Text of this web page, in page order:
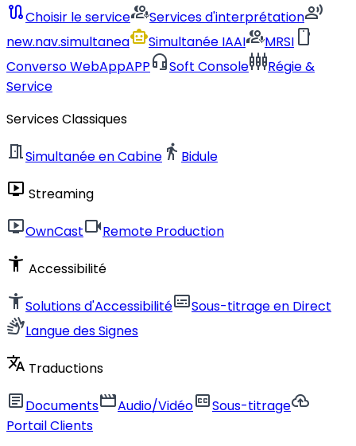
routeChoisir le serviceinterpreter_modeServices d'interprétationrecord_voice_over
new.nav.simultaneasmart_toySimultanée IAAIinterpreter_modeMRSI smartphone
Converso WebAppAPPheadset_micSoft Consolesettings_input_componentRégie &
Service
Services Classiques
meeting_roomSimultanée en Cabine directions_walk Bidule
live_tv Streaming
live_tvOwnCastvideocamRemote Production
accessibility_new Accessibilité
accessibility_newSolutions d'AccessibilitésubtitlesSous-titrage en Direct
sign_languageLangue des Signes
translate Traductions
articleDocumentsmovieAudio/Vidéoclosed_captionSous-titragecloud_upload
Portail Clients